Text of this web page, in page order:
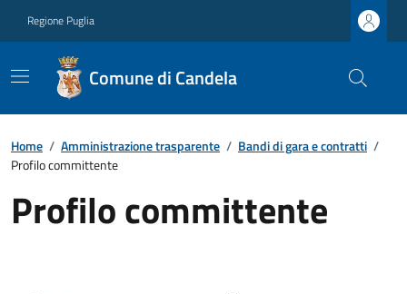
Regione Puglia
Comune di Candela
Home / Amministrazione trasparente / Bandi di gara e contratti /
Profilo committente
Profilo committente